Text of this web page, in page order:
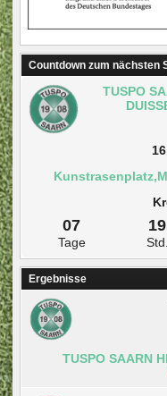
Countdown zum nächsten
TUSPO
07
Tage
19
Std.
Ergebnisse
TUSPO SAARN